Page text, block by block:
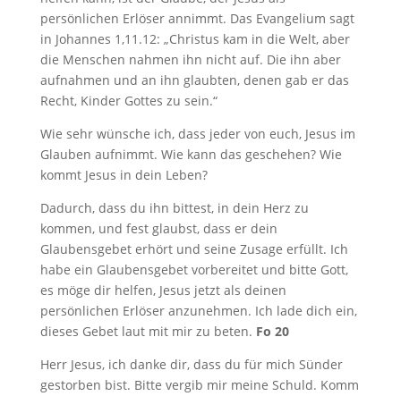
persönlichen Erlöser annimmt. Das Evangelium sagt
in Johannes 1,11.12: „Christus kam in die Welt, aber
die Menschen nahmen ihn nicht auf. Die ihn aber
aufnahmen und an ihn glaubten, denen gab er das
Recht, Kinder Gottes zu sein.“
Wie sehr wünsche ich, dass jeder von euch, Jesus im
Glauben aufnimmt. Wie kann das geschehen? Wie
kommt Jesus in dein Leben?
Dadurch, dass du ihn bittest, in dein Herz zu
kommen, und fest glaubst, dass er dein
Glaubensgebet erhört und seine Zusage erfüllt. Ich
habe ein Glaubensgebet vorbereitet und bitte Gott,
es möge dir helfen, Jesus jetzt als deinen
persönlichen Erlöser anzunehmen. Ich lade dich ein,
dieses Gebet laut mit mir zu beten. Fo 20
Herr Jesus, ich danke dir, dass du für mich Sünder
gestorben bist. Bitte vergib mir meine Schuld. Komm